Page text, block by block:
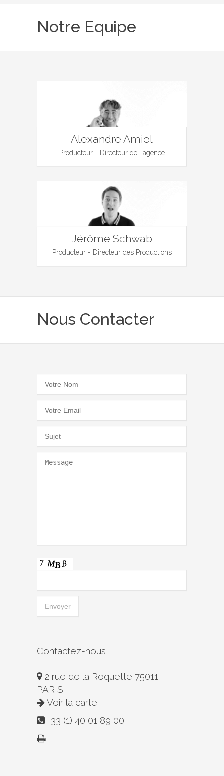
Notre Equipe
Alexandre Amiel
Producteur - Directeur de l'agence
Jérôme Schwab
Producteur - Directeur des Productions
Nous Contacter
Contactez-nous
2 rue de la Roquette 75011
PARIS
Voir la carte
+33 (1) 40 01 89 00